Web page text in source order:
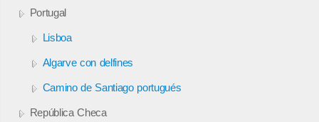
Portugal
Lisboa
Algarve con delfines
Camino de Santiago portugués
República Checa